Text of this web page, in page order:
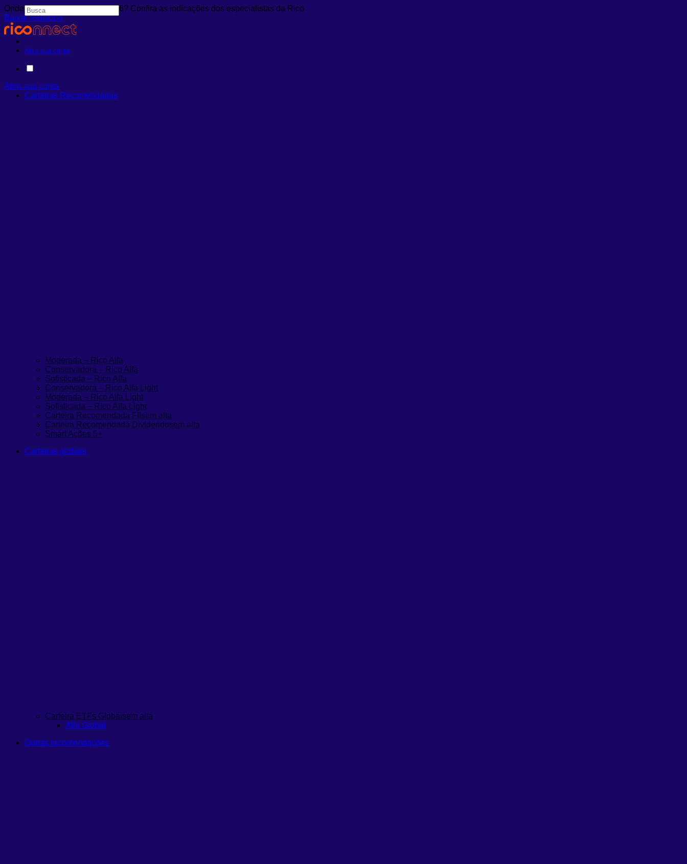
Onde investir em agosto de 2026? Confira as indicações dos especialistas da Rico
Baixar Relatório
Abra sua conta
Abra sua conta
Carteiras Recomendadas
Moderada – Rico Alfa
Conservadora – Rico Alfa
Sofisticada – Rico Alfa
Conservadora – Rico Alfa Light
Moderada – Rico Alfa Light
Sofisticada – Rico Alfa Light
Carteira Recomendada FIIsem alta
Carteira Recomendada Dividendosem alta
Smart Ações 5+
Carteiras globais
Carteira ETFs Globaisem alta
Alfa Global
Outras recomendações